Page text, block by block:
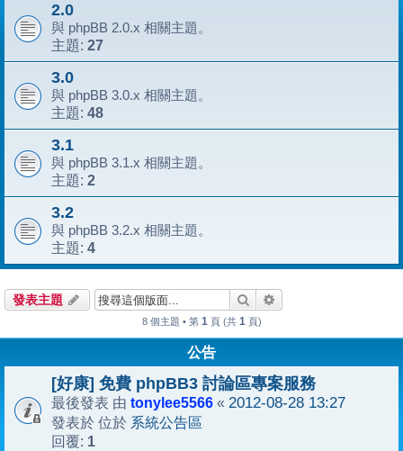
2.0
與 phpBB 2.0.x 相關主題。
主題: 27
3.0
與 phpBB 3.0.x 相關主題。
主題: 48
3.1
與 phpBB 3.1.x 相關主題。
主題: 2
3.2
與 phpBB 3.2.x 相關主題。
主題: 4
發表主題 搜尋
8 個主題 • 第 1 頁 (共 1 頁)
公告
[好康] 免費 phpBB3 討論區專案服務
最後發表 由 tonylee5566 « 2012-08-28 13:27
發表於 位於 系統公告區
回覆: 1